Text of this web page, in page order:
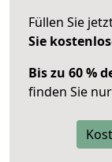
Füllen Sie
Sie
Bis zu 60 %
finden Sie